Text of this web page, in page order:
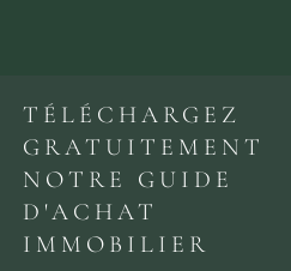
TÉLÉCHARGEZ
GRATUITEMENT
NOTRE GUIDE
D'ACHAT
IMMOBILIER